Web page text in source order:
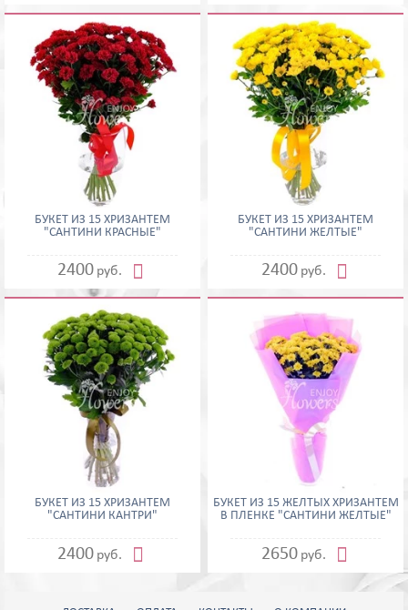
БУКЕТ ИЗ 15 ХРИЗАНТЕМ
"САНТИНИ КРАСНЫЕ"
2400 руб. 
БУКЕТ ИЗ 15 ХРИЗАНТЕМ
"САНТИНИ ЖЕЛТЫЕ"
2400 руб. 
БУКЕТ ИЗ 15 ХРИЗАНТЕМ
"САНТИНИ КАНТРИ"
2400 руб. 
БУКЕТ ИЗ 15 ЖЕЛТЫХ ХРИЗАНТЕМ
В ПЛЕНКЕ "САНТИНИ ЖЕЛТЫЕ"
2650 руб. 